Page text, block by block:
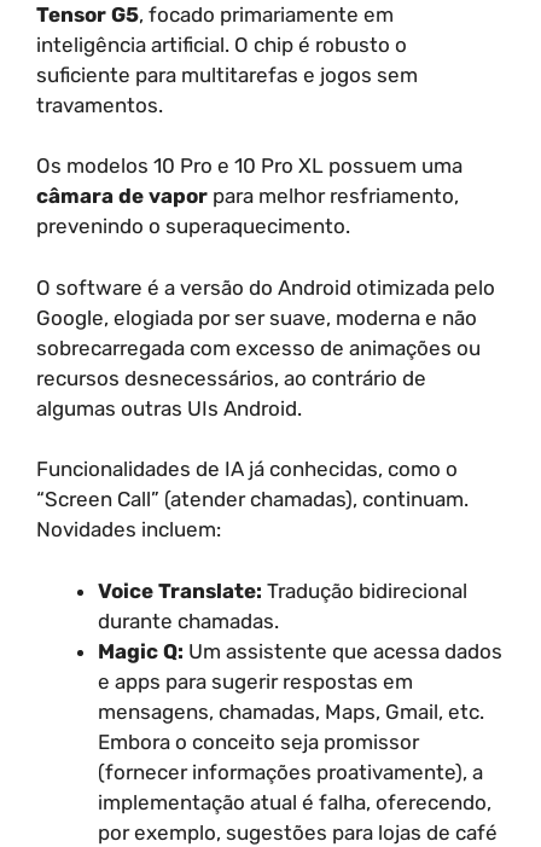
Tensor G5, focado primariamente em
inteligência artificial. O chip é robusto o
suficiente para multitarefas e jogos sem
travamentos.
Os modelos 10 Pro e 10 Pro XL possuem uma
câmara de vapor para melhor resfriamento,
prevenindo o superaquecimento.
O software é a versão do Android otimizada pelo
Google, elogiada por ser suave, moderna e não
sobrecarregada com excesso de animações ou
recursos desnecessários, ao contrário de
algumas outras UIs Android.
Funcionalidades de IA já conhecidas, como o
“Screen Call” (atender chamadas), continuam.
Novidades incluem:
Voice Translate: Tradução bidirecional
durante chamadas.
Magic Q: Um assistente que acessa dados
e apps para sugerir respostas em
mensagens, chamadas, Maps, Gmail, etc.
Embora o conceito seja promissor
(fornecer informações proativamente), a
implementação atual é falha, oferecendo,
por exemplo, sugestões para lojas de café